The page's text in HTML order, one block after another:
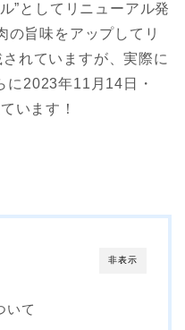
”としてリニューアル発
旨味をアップしてリ
れていますが、実際に
に2023年11月14日・
います！
非表示
いて